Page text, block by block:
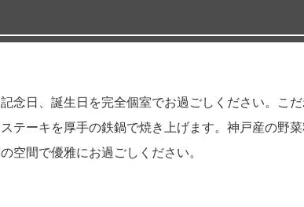
念日、誕生日を完全個室でお過ごしください。こ
テーキを厚手の鉄鍋で焼き上げます。神戸産の野
間で優雅にお過ごしください。